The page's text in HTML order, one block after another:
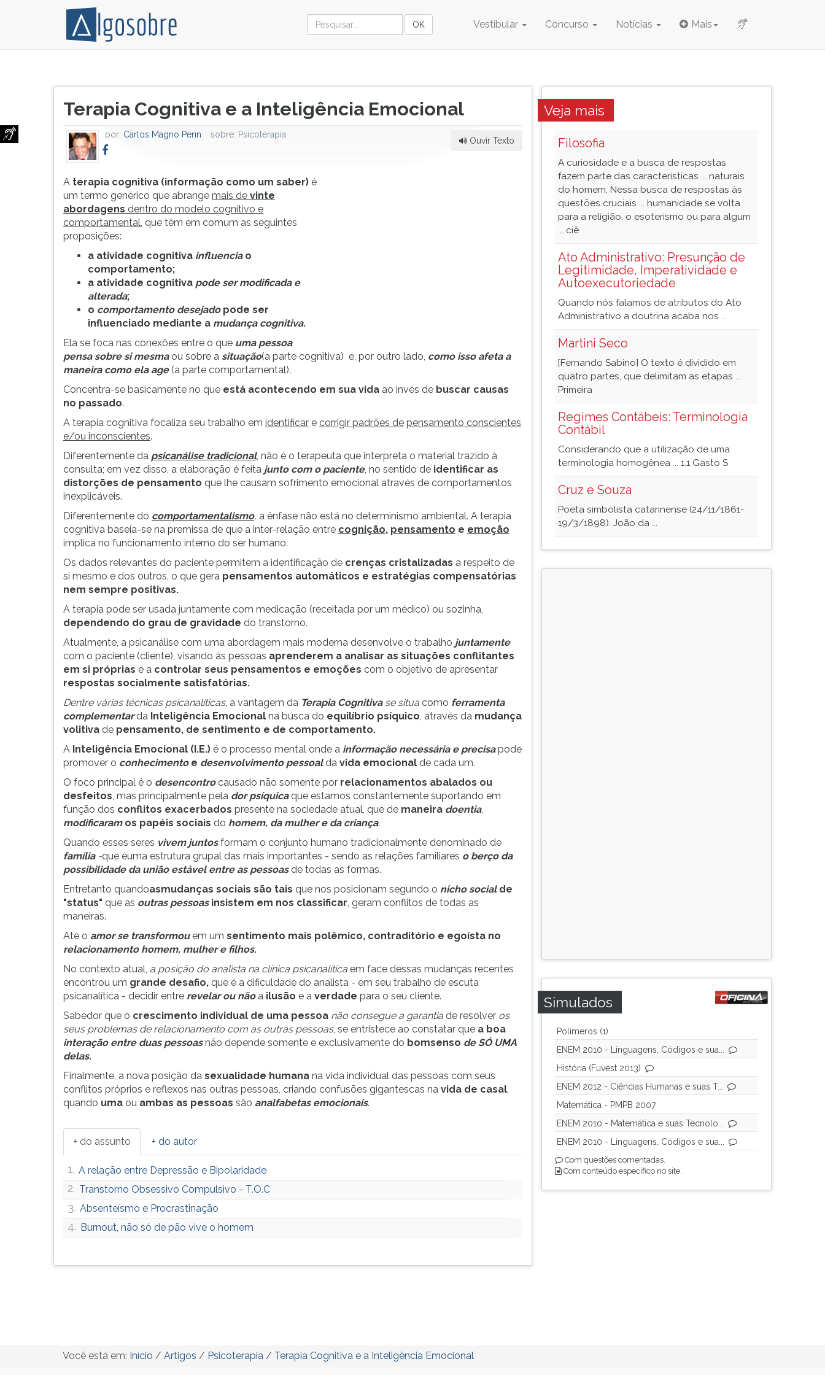
Vestibular Concurso Notícias Mais
como
um
F
para
do
artigo:
Terapia Cognitiva e a Inteligência Emocional
Ouvir Texto
por: Carlos Magno Perin sobre: Psicoterapia
A terapia cognitiva (informação como um saber) é
um termo genérico que abrange mais de vinte
abordagens dentro do modelo cognitivo e
comportamental, que têm em comum as seguintes
proposições:
a atividade cognitiva influenciao
comportamento;
a atividade cognitiva pode ser modificada e
alterada;
o comportamento desejado pode ser
influenciado mediante a mudança cognitiva.
Ela se foca nas conexões entre o que uma pessoa
pensa sobre si mesmaou sobre a situação(a parte cognitiva) e, por outro lado, como isso afeta a
maneira como ela age(a parte comportamental).
Concentra-se basicamente no que está acontecendo em sua vida ao invés de buscar causas
no passado.
A terapia cognitiva focaliza seu trabalho em identificar e corrigir padrões de pensamento conscientes
e/ou inconscientes.
Diferentemente da psicanálise tradicional, não é o terapeuta que interpreta o material trazido à
consulta; em vez disso, a elaboração é feita junto com o paciente, no sentido de identificar as
distorções de pensamento que lhe causam sofrimento emocional através de comportamentos
inexplicáveis.
Diferentemente do comportamentalismo, a ênfase não está no determinismo ambiental. A terapia
cognitiva baseia-se na premissa de que a inter-relação entre cognição, pensamento e emoção
implica no funcionamento interno do ser humano.
Os dados relevantes do paciente permitem a identificação de crenças cristalizadas a respeito de
si mesmo e dos outros, o que gera pensamentos automáticos e estratégias compensatórias
nem sempre positivas.
A terapia pode ser usada juntamente com medicação (receitada por um médico) ou sozinha,
dependendo do grau de gravidade do transtorno.
Atualmente, a psicanálise com uma abordagem mais moderna desenvolve o trabalho juntamente
com o paciente (cliente), visando às pessoas aprenderem a analisar as situações conflitantes
em si próprias e a controlar seus pensamentos e emoções com o objetivo de apresentar
respostas socialmente satisfatórias.
Dentre várias técnicas psicanalíticas, a vantagem da Terapia Cognitivase situa como ferramenta
complementarda Inteligência Emocional na busca do equilíbrio psíquico, através da mudança
volitiva de pensamento, de sentimento e de comportamento.
A Inteligência Emocional (I.E.) é o processo mental onde a informação necessária e precisapode
promover o conhecimentoe desenvolvimento pessoalda vida emocional de cada um.
O foco principal é o desencontrocausado não somente por relacionamentos abalados ou
desfeitos, mas principalmente pela dor psíquicaque estamos constantemente suportando em
função dos conflitos exacerbados presente na sociedade atual, que de maneira doentia,
modificaramos papéis sociais do homem, da mulher e da criança.
Quando esses seres vivem juntosformam o conjunto humano tradicionalmente denominado de
família-que éuma estrutura grupal das mais importantes - sendo as relações familiares o berço da
possibilidade da união estável entre as pessoasde todas as formas.
Entretanto quandoasmudanças sociais são tais que nos posicionam segundo o nicho socialde
"status" que as outras pessoasinsistem em nos classificar, geram conflitos de todas as
maneiras.
Até o amor se transformouem um sentimento mais polêmico, contraditório e egoísta no
relacionamento homem, mulher e filhos.
No contexto atual, a posição do analista na clínica psicanalítica em face dessas mudanças recentes
encontrou um grande desafio, que é a dificuldade do analista - em seu trabalho de escuta
psicanalítica - decidir entre revelar ou nãoa ilusão e a verdade para o seu cliente.
Sabedor que o crescimento individual de uma pessoa não consegue a garantia de resolver os
seus problemas de relacionamento com as outras pessoas, se entristece ao constatar que a boa
interação entre duas pessoasnão depende somente e exclusivamente do bomsenso de SÓ UMA
delas.
Finalmente, a nova posição da sexualidade humana na vida individual das pessoas com seus
conflitos próprios e reflexos nas outras pessoas, criando confusões gigantescas na vida de casal,
quando uma ou ambas as pessoas são analfabetas emocionais.
+ do assunto + do autor
1. A relação entre Depressão e Bipolaridade
2. Transtorno Obsessivo Compulsivo - T.O.C
3. Absenteísmo e Procrastinação
4. Burnout, não só de pão vive o homem
Veja mais
Filosofia
A curiosidade e a busca de respostas
fazem parte das características ... naturais
do homem. Nessa busca de respostas às
questões cruciais ... humanidade se volta
para a religião, o esoterismo ou para algum
... ciê
Ato Administrativo: Presunção de
Legitimidade, Imperatividade e
Autoexecutoriedade
Quando nós falamos de atributos do Ato
Administrativo a doutrina acaba nos ...
Martini Seco
[Fernando Sabino] O texto é dividido em
quatro partes, que delimitam as etapas ...
Primeira
Regimes Contábeis: Terminologia
Contábil
Considerando que a utilização de uma
terminologia homogênea ... 1.1 Gasto S
Cruz e Souza
Poeta simbolista catarinense (24/11/1861-
19/3/1898). João da ...
Simulados
Polímeros (1)
ENEM 2010 - Linguagens, Códigos e sua...
História (Fuvest 2013)
ENEM 2012 - Ciências Humanas e suas T...
Matemática - PMPB 2007
ENEM 2010 - Matemática e suas Tecnolo...
ENEM 2010 - Linguagens, Códigos e sua...
Com questões comentadas.
Com conteúdo específico no site.
Você está em: Início / Artigos / Psicoterapia / Terapia Cognitiva e a Inteligência Emocional